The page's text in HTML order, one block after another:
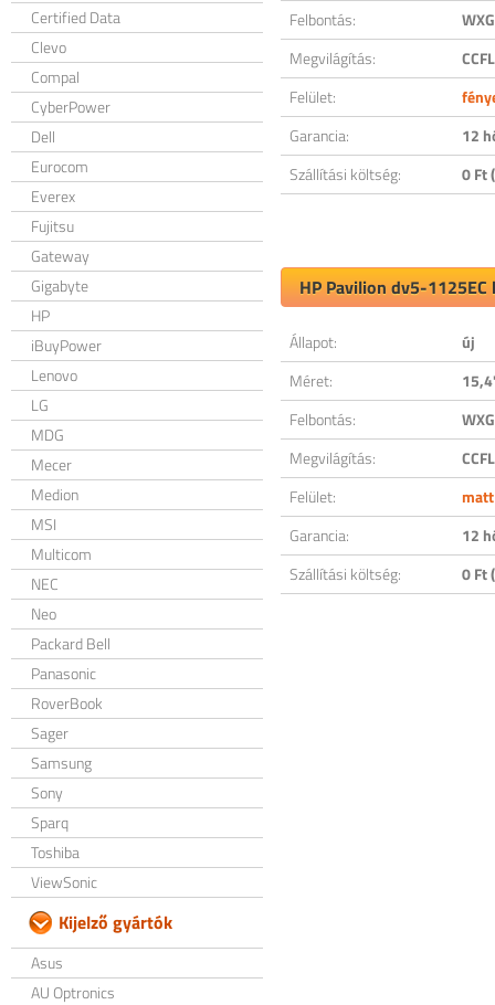
Certified Data
Clevo
Compal
CyberPower
Dell
Eurocom
Everex
Fujitsu
Gateway
Gigabyte
HP
iBuyPower
Lenovo
LG
MDG
Mecer
Medion
MSI
Multicom
NEC
Neo
Packard Bell
Panasonic
RoverBook
Sager
Samsung
Sony
Sparq
Toshiba
ViewSonic
Kijelző gyártók
Asus
AU Optronics
Felbontás:
Megvilágítás:
CCFL
Felület:
Garancia:
12
Szállítási költség:
0 Ft
HP Pavilion dv5-
Állapot:
új
Méret:
Felbontás:
Megvilágítás:
CCFL
Felület:
matt
Garancia:
12
Szállítási költség:
0 Ft